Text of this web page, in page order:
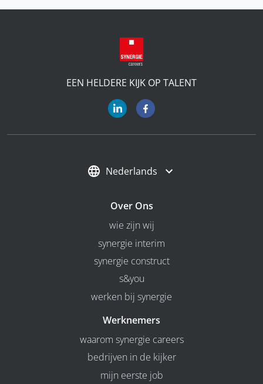
EEN HELDERE KIJK OP TALENT
Nederlands
Over Ons
wie zijn wij
synergie interim
synergie construct
s&you
werken bij synergie
Werknemers
waarom synergie careers
bedrijven in de kijker
mijn eerste job